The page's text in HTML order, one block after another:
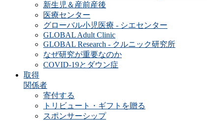
新生児＆産前産後
医療センター
グローバル小児医療 - シエセンター
GLOBAL Adult Clinic
GLOBAL Research - クルニック研究所
なぜ研究が重要なのか
COVID-19とダウン症
取得
関係者
寄付する
トリビュート・ギフトを贈る
スポンサーシップ